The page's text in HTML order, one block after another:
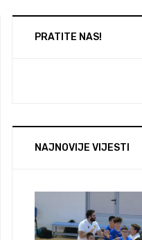
PRATITE NAS!
NAJNOVIJE VIJESTI